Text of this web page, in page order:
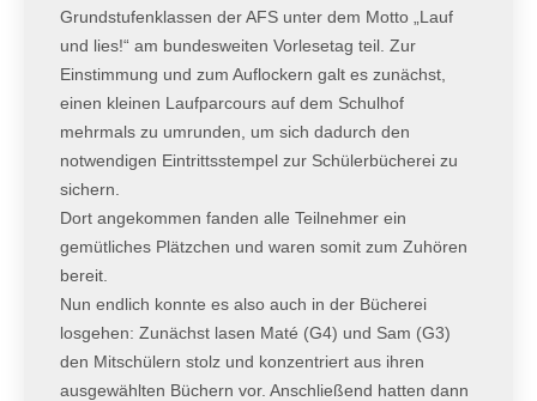
Grundstufenklassen der AFS unter dem Motto „Lauf
und lies!“ am bundesweiten Vorlesetag teil. Zur
Einstimmung und zum Auflockern galt es zunächst,
einen kleinen Laufparcours auf dem Schulhof
mehrmals zu umrunden, um sich dadurch den
notwendigen Eintrittsstempel zur Schülerbücherei zu
sichern.
Dort angekommen fanden alle Teilnehmer ein
gemütliches Plätzchen und waren somit zum Zuhören
bereit.
Nun endlich konnte es also auch in der Bücherei
losgehen: Zunächst lasen Maté (G4) und Sam (G3)
den Mitschülern stolz und konzentriert aus ihren
ausgewählten Büchern vor. Anschließend hatten dann